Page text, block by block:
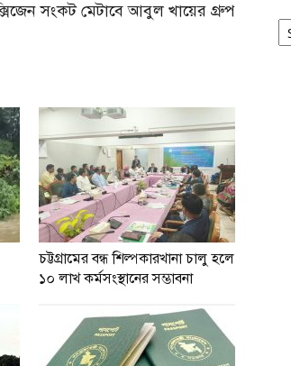
সংকট মেটাবে আবুল খায়ের গ্রুপ
চট্টগ্রামের বন্ধ শিল্পকারখানা চালু হলে
১০ লাখ কর্মসংস্থানের সম্ভাবনা